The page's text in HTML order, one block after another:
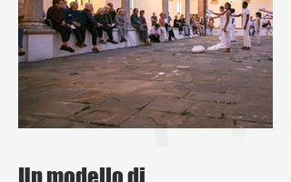
Un modello di